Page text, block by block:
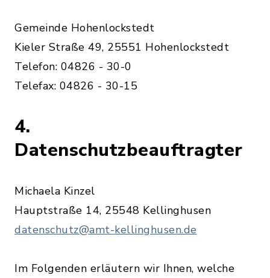
Gemeinde Hohenlockstedt
Kieler Straße 49, 25551 Hohenlockstedt
Telefon: 04826 - 30-0
Telefax: 04826 - 30-15
4.
Datenschutzbeauftragter
Michaela Kinzel
Hauptstraße 14, 25548 Kellinghusen
datenschutz@amt-kellinghusen.de
Im Folgenden erläutern wir Ihnen, welche